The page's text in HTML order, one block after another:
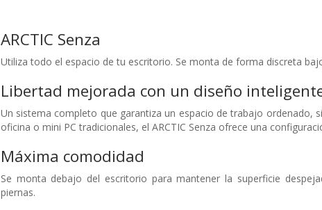
ARCTIC Senza
Utiliza todo el espacio de tu escritorio. Se monta de forma discreta
Libertad mejorada con un diseño
Un sistema completo que garantiza un espacio de trabajo ordenado,
oficina o mini PC tradicionales, el ARCTIC Senza ofrece una
Máxima comodidad
Se monta debajo del escritorio para mantener la superficie
piernas.